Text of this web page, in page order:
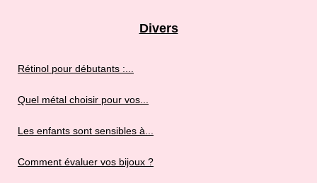
Divers
Rétinol pour débutants :...
Quel métal choisir pour vos...
Les enfants sont sensibles à...
Comment évaluer vos bijoux ?